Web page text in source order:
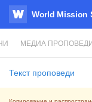
WATV
World Mission
МЕДИА ПРОПОВЕДИ
Текст проповеди